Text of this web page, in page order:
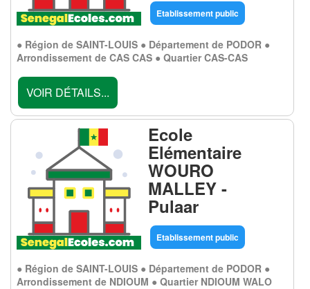
Etablissement public
● Région de SAINT-LOUIS ● Département de PODOR ●
Arrondissement de CAS CAS ● Quartier CAS-CAS
VOIR DÉTAILS...
Ecole
Elémentaire
WOURO
MALLEY -
Pulaar
Etablissement public
● Région de SAINT-LOUIS ● Département de PODOR ●
Arrondissement de NDIOUM ● Quartier NDIOUM WALO